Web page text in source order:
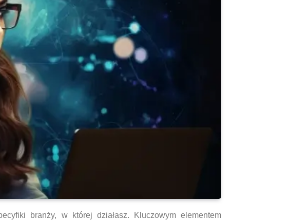
branży, w której działasz. Kluczowym elementem